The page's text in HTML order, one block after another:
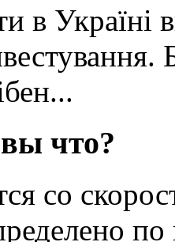
в Україні
что?
со